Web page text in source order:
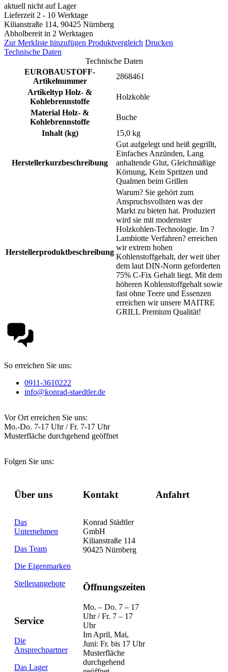
aktuell nicht auf Lager
Lieferzeit 2 - 10 Werktage
Kilianstraße 114, 90425 Nürnberg
Abholbereit in 2 Werktagen
Zur Merkliste hinzufügen Produktvergleich Drucken
Technische Daten
Technische Daten
EUROBAUSTOFF-
Artikelnummer
2868461
Artikeltyp Holz- &
Kohlebrennstoffe
Holzkohle
Material Holz- &
Kohlebrennstoffe
Buche
Inhalt (kg)
15,0 kg
Herstellerkurzbeschreibung
Gut aufgelegt und heiß gegrillt,
Einfaches Anzünden, Lang
anhaltende Glut, Gleichmäßige
Körnung, Kein Spritzen und
Qualmen beim Grillen
Herstellerproduktbeschreibung
Warum? Sie gehört zum
Anspruchsvollsten was der
Markt zu bieten hat. Produziert
wird sie mit modernster
Holzkohlen-Technologie. Im ?
Lambiotte Verfahren? erreichen
wir extrem hohen
Kohlenstoffgehalt, der weit über
dem laut DIN-Norm geforderten
75% C-Fix Gehalt liegt. Mit dem
höheren Kohlenstoffgehalt sowie
fast ohne Teere und Essenzen
erreichen wir unsere MAITRE
GRILL Premium Qualität!
So erreichen Sie uns:
0911-3610222
info@konrad-staedtler.de
Vor Ort erreichen Sie uns:
Mo.-Do. 7-17 Uhr / Fr. 7-17 Uhr
Musterfläche durchgehend geöffnet
Folgen Sie uns:
Über uns
Das
Unternehmen
Das Team
Die Eigenmarken
Stellenangebote
Service
Die
Ansprechpartner
Das Lager
Kontakt
Konrad Städtler
GmbH
Kilianstraße 114
90425 Nürnberg
Öffnungszeiten
Mo. – Do. 7 – 17
Uhr / Fr. 7 – 17
Uhr
Im April, Mai,
Juni: Fr. bis 17 Uhr
Musterfläche
durchgehend
Anfahrt